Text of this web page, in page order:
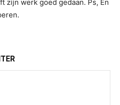
zijn werk goed gedaan. Ps, En